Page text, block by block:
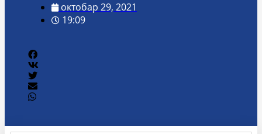
октобар 29, 2021
19:09